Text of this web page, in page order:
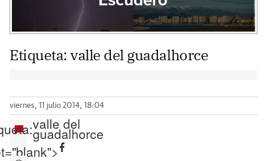
Etiqueta:valle del guadalhorce
viernes, 11 julio 2014, 18:04
valle del
guadalhorce